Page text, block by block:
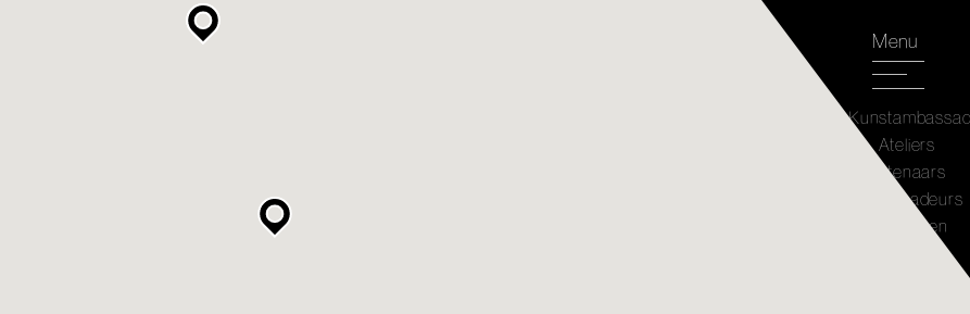
Menu
Ateliers
Kunstenaars
Ambassadeurs
Kunstwerken